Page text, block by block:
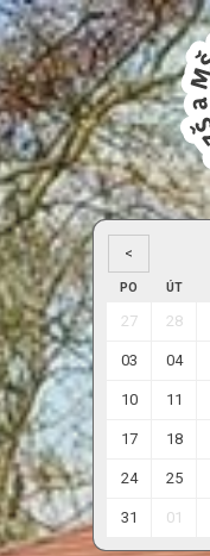
<
PO ÚT
27 28
03 04
10 11
17 18
24 25
31 01